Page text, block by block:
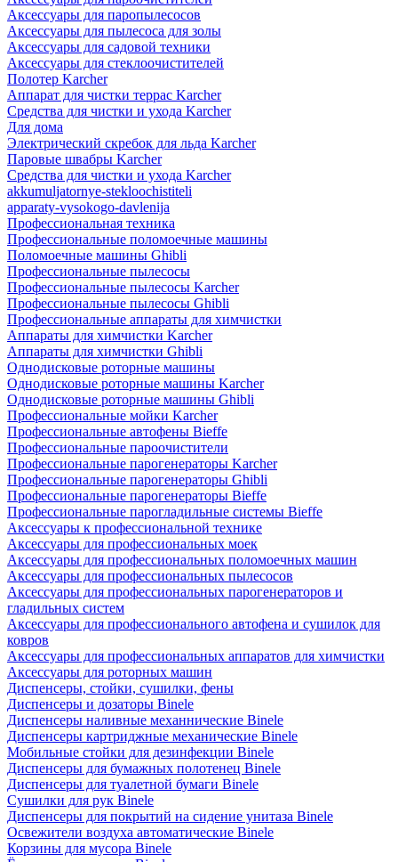
Аксессуары для паропылесосов
Аксессуары для пылесоса для золы
Аксессуары для садовой техники
Аксессуары для стеклоочистителей
Полотер Karcher
Аппарат для чистки террас Karcher
Средства для чистки и ухода Karcher
Для дома
Электрический скребок для льда Karcher
Паровые швабры Karcher
Средства для чистки и ухода Karcher
akkumuljatornye-stekloochistiteli
apparaty-vysokogo-davlenija
Профессиональная техника
Профессиональные поломоечные машины
Поломоечные машины Ghibli
Профессиональные пылесосы
Профессиональные пылесосы Karcher
Профессиональные пылесосы Ghibli
Профессиональные аппараты для химчистки
Аппараты для химчистки Karcher
Аппараты для химчистки Ghibli
Однодисковые роторные машины
Однодисковые роторные машины Karcher
Однодисковые роторные машины Ghibli
Профессиональные мойки Karcher
Профессиональные автофены Bieffe
Профессиональные пароочистители
Профессиональные парогенераторы Karcher
Профессиональные парогенераторы Ghibli
Профессиональные парогенераторы Bieffe
Профессиональные парогладильные системы Bieffe
Аксессуары к профессиональной технике
Аксессуары для профессиональных моек
Аксессуары для профессиональных поломоечных машин
Аксессуары для профессиональных пылесосов
Аксессуары для профессиональных парогенераторов и
гладильных систем
Аксессуары для профессионального автофена и сушилок для
ковров
Аксессуары для профессиональных аппаратов для химчистки
Аксессуары для роторных машин
Диспенсеры, стойки, сушилки, фены
Диспенсеры и дозаторы Binele
Диспенсеры наливные механнические Binele
Диспенсеры картриджные механические Binele
Мобильные стойки для дезинфекции Binele
Диспенсеры для бумажных полотенец Binele
Диспенсеры для туалетной бумаги Binele
Сушилки для рук Binele
Диспенсеры для покрытий на сидение унитаза Binele
Освежители воздуха автоматические Binele
Корзины для мусора Binele